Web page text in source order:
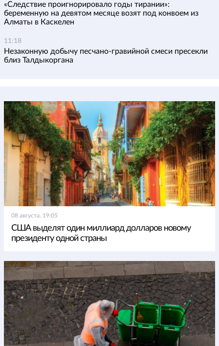
«Следствие проигнорировало годы тирании»:
беременную на девятом месяце возят под конвоем из
Алматы в Каскелен
11:18
Незаконную добычу песчано-гравийной смеси пресекли
близ Талдыкоргана
08 августа, 19:05
США выделят один миллиард долларов новому
президенту одной страны